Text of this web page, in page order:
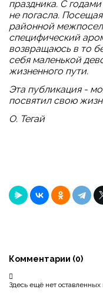
праздника. С
не погасла.
районной
специфический
возвращаюсь в то
себя маленькой
жизненного пути.
Эта публикация -
посвятил свою
О. Тегай
Комментарии (0)
Здесь ещё нет